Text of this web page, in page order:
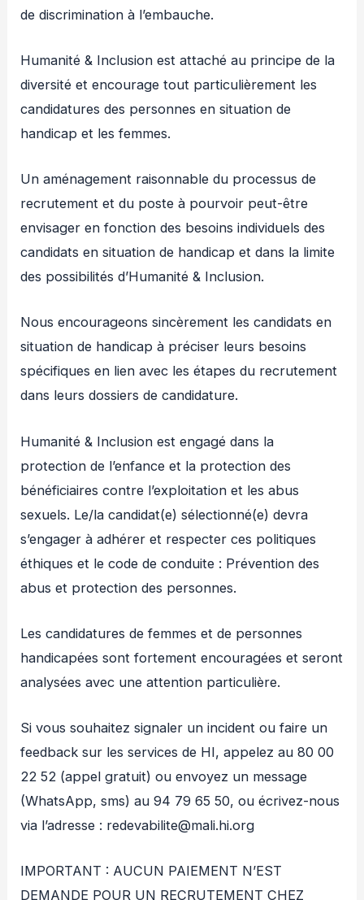
de discrimination à l’embauche.
Humanité & Inclusion est attaché au principe de la
diversité et encourage tout particulièrement les
candidatures des personnes en situation de
handicap et les femmes.
Un aménagement raisonnable du processus de
recrutement et du poste à pourvoir peut-être
envisager en fonction des besoins individuels des
candidats en situation de handicap et dans la limite
des possibilités d’Humanité & Inclusion.
Nous encourageons sincèrement les candidats en
situation de handicap à préciser leurs besoins
spécifiques en lien avec les étapes du recrutement
dans leurs dossiers de candidature.
Humanité & Inclusion est engagé dans la
protection de l’enfance et la protection des
bénéficiaires contre l’exploitation et les abus
sexuels. Le/la candidat(e) sélectionné(e) devra
s’engager à adhérer et respecter ces politiques
éthiques et le code de conduite : Prévention des
abus et protection des personnes.
Les candidatures de femmes et de personnes
handicapées sont fortement encouragées et seront
analysées avec une attention particulière.
Si vous souhaitez signaler un incident ou faire un
feedback sur les services de HI, appelez au 80 00
22 52 (appel gratuit) ou envoyez un message
(WhatsApp, sms) au 94 79 65 50, ou écrivez-nous
via l’adresse : redevabilite@mali.hi.org
IMPORTANT : AUCUN PAIEMENT N’EST
DEMANDE POUR UN RECRUTEMENT CHEZ